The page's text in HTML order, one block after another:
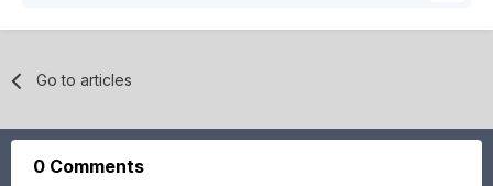
Go to articles
0 Comments